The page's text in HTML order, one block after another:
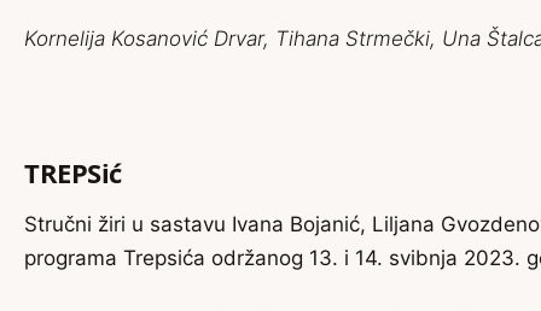
Kornelija Kosanović Drvar, Tihana Strmečki, Una
TREPSić
Stručni žiri u sastavu Ivana Bojanić, Liljana
programa Trepsića održanog 13. i 14. svibnja 2023.